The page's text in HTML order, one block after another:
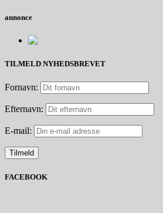
annonce
TILMELD NYHEDSBREVET
Fornavn:
Efternavn:
E-mail:
FACEBOOK